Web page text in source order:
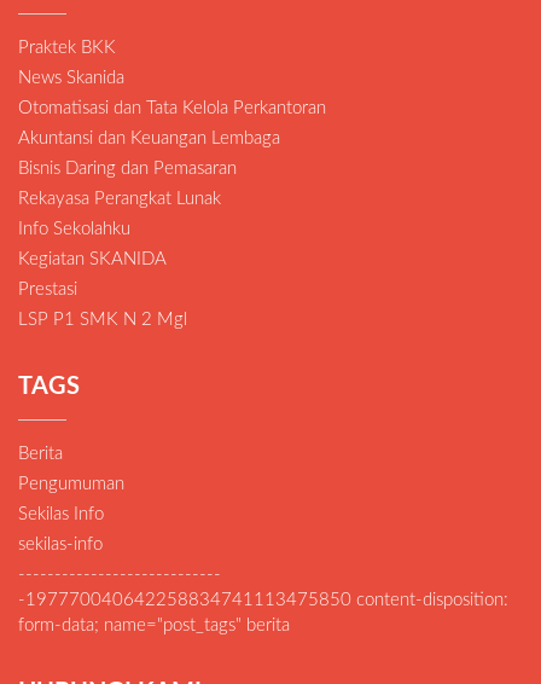
Praktek BKK
News Skanida
Otomatisasi dan Tata Kelola Perkantoran
Akuntansi dan Keuangan Lembaga
Bisnis Daring dan Pemasaran
Rekayasa Perangkat Lunak
Info Sekolahku
Kegiatan SKANIDA
Prestasi
LSP P1 SMK N 2 Mgl
TAGS
Berita
Pengumuman
Sekilas Info
sekilas-info
----------------------------
-197770040642258834741113475850 content-disposition:
form-data; name="post_tags" berita